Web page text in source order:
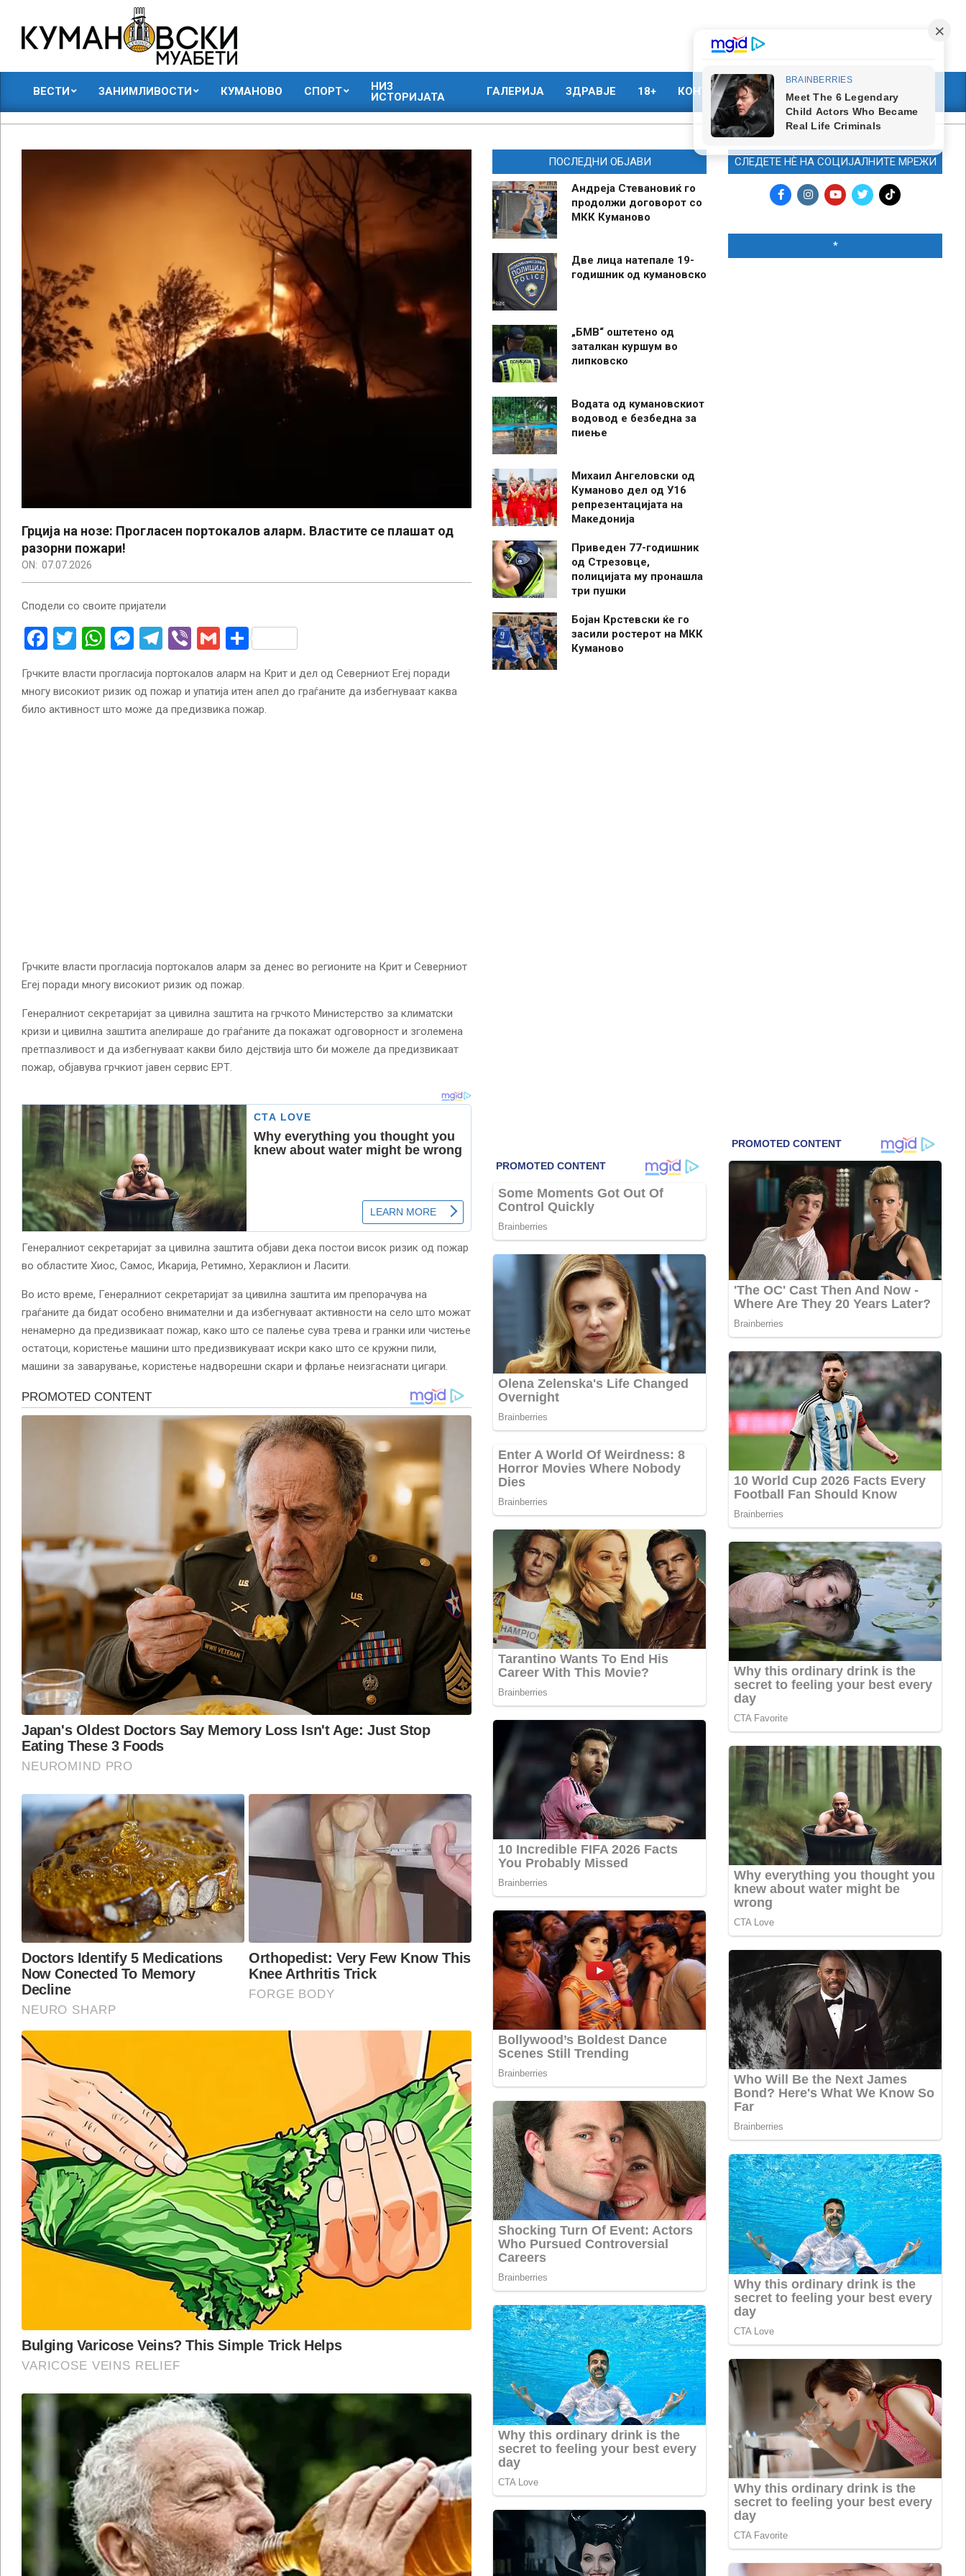
content
КУМАНОВСКИ
МУАБЕТИ
ВЕСТИ ЗАНИМЛИВОСТИ КУМАНОВО СПОРТ
НИЗ
ИСТОРИЈАТА
ГАЛЕРИЈА ЗДРАВЈЕ 18+ КОНТАКТ МАРКЕТИНГ
Грција на нозе: Прогласен портокалов аларм. Властите се плашат од
разорни пожари!
ON: 07.07.2026
Сподели со своите пријатели
Facebook
Twitter
WhatsApp
Messenger
Telegram
ViberGmailShare
Грчките власти прогласија портокалов аларм на Крит и дел од Северниот Егеј поради
многу високиот ризик од пожар и упатија итен апел до граѓаните да избегнуваат каква
било активност што може да предизвика пожар.
Грчките власти прогласија портокалов аларм за денес во регионите на Крит и Северниот
Егеј поради многу високиот ризик од пожар.
Генералниот секретаријат за цивилна заштита на грчкото Министерство за климатски
кризи и цивилна заштита апелираше до граѓаните да покажат одговорност и зголемена
претпазливост и да избегнуваат какви било дејствија што би можеле да предизвикаат
пожар, објавува грчкиот јавен сервис ЕРТ.
Генералниот секретаријат за цивилна заштита објави дека постои висок ризик од пожар
во областите Хиос, Самос, Икарија, Ретимно, Хераклион и Ласити.
Во исто време, Генералниот секретаријат за цивилна заштита им препорачува на
граѓаните да бидат особено внимателни и да избегнуваат активности на село што можат
ненамерно да предизвикаат пожар, како што се палење сува трева и гранки или чистење
остатоци, користење машини што предизвикуваат искри како што се кружни пили,
машини за заварување, користење надворешни скари и фрлање неизгаснати цигари.
ПОСЛЕДНИ ОБЈАВИ
Андреја Стевановиќ го
продолжи договорот со
МКК Куманово
Две лица натепале 19-
годишник од кумановско
„БМВ“ оштетено од
заталкан куршум во
липковско
Водата од кумановскиот
водовод е безбедна за
пиење
Михаил Ангеловски од
Куманово дел од У16
репрезентацијата на
Македонија
Приведен 77-годишник
од Стрезовце,
полицијата му пронашла
три пушки
Бојан Крстевски ќе го
засили ростерот на МКК
Куманово
СЛЕДЕТЕ НЀ НА СОЦИЈАЛНИТЕ МРЕЖИ
*